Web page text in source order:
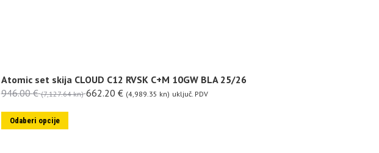
Atomic set skija CLOUD C12 RVSK C+M 10GW BLA 25/26
946.00€ (7,127.64 kn) 662.20 € (4,989.35 kn) uključ. PDV
Odaberi opcije